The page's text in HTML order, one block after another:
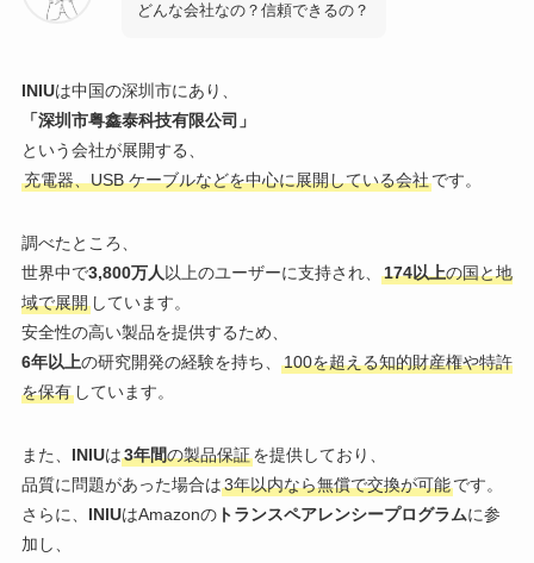
どんな会社なの？信頼できるの？
INIUは中国の深圳市にあり、
「深圳市粤鑫泰科技有限公司」
という会社が展開する、
充電器、USB ケーブルなどを中心に展開している会社です。
調べたところ、
世界中で3,800万人以上のユーザーに支持され、 174以上の国と地
域で展開しています。
安全性の高い製品を提供するため、
6年以上の研究開発の経験を持ち、
100を超える知的財産権や特許
を保有しています。
また、 INlUは3年間の製品保証を提供しており、
品質に問題があった場合は3年以内なら無償で交換が可能です。
さらに、 INlUはAmazonのトランスペアレンシープログラムに参
加し、